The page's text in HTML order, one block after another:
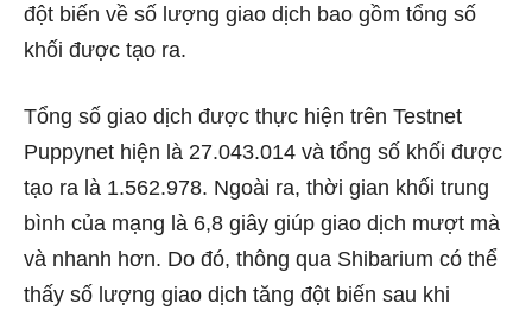
đột biến về số lượng giao dịch bao gồm tổng số
khối được tạo ra.
Tổng số giao dịch được thực hiện trên Testnet
Puppynet hiện là 27.043.014 và tổng số khối được
tạo ra là 1.562.978. Ngoài ra, thời gian khối trung
bình của mạng là 6,8 giây giúp giao dịch mượt mà
và nhanh hơn. Do đó, thông qua Shibarium có thể
thấy số lượng giao dịch tăng đột biến sau khi